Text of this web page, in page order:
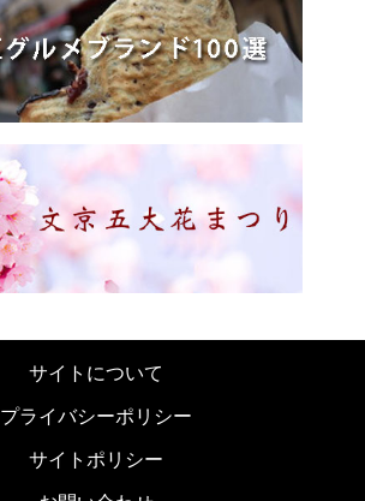
サイトについて
プライバシーポリシー
サイトポリシー